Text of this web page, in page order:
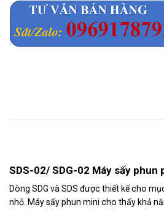
SDS-02/ SDG-02 Máy sấy
Dòng SDG và SDS được thiết kế cho
nhỏ. Máy sấy phun mini cho thấy khả